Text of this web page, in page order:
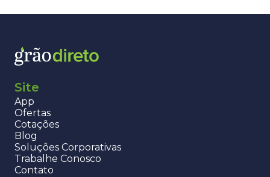
Site
App
Ofertas
Cotações
Blog
Soluções Corporativas
Trabalhe Conosco
Contato